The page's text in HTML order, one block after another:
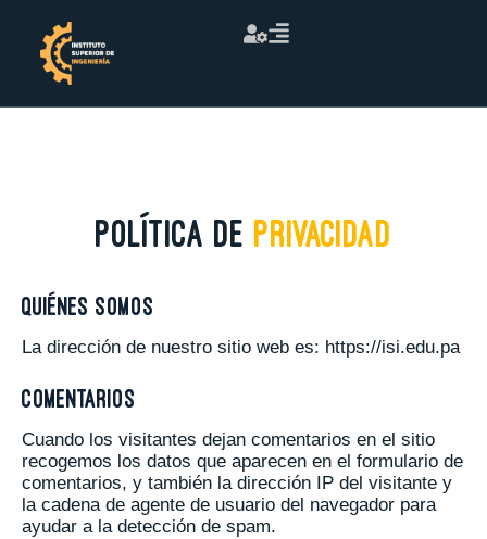
Política de Privacidad
Quiénes somos
La dirección de nuestro sitio web es: https://isi.edu.pa
Comentarios
Cuando los visitantes dejan comentarios en el sitio
recogemos los datos que aparecen en el formulario de
comentarios, y también la dirección IP del visitante y
la cadena de agente de usuario del navegador para
ayudar a la detección de spam.